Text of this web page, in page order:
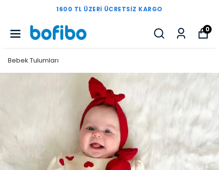
1600 TL ÜZERI ÜCRETSIZ KARGO
0
Bebek Tulumları